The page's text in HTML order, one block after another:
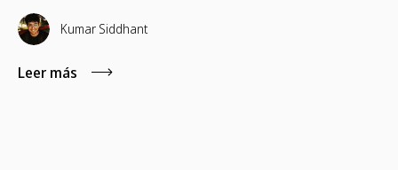
Kumar Siddhant
Leer más